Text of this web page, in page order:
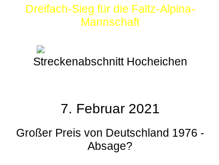
Dreifach-Sieg für die Faltz-Alpina-
Mannschaft
Streckenabschnitt Hocheichen
7. Februar 2021
Großer Preis von Deutschland 1976 -
Absage?